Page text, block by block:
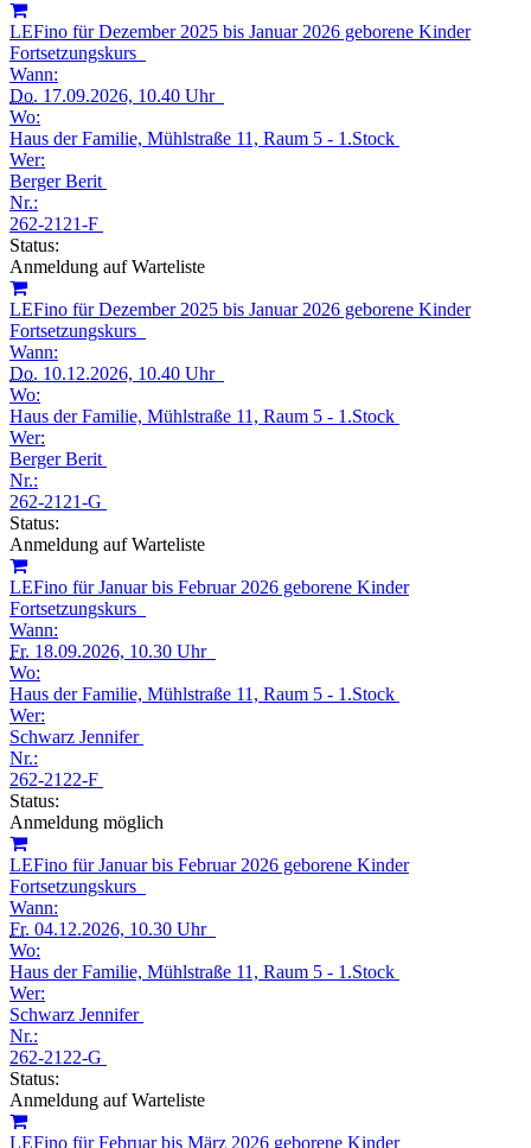
LEFino für Dezember 2025 bis Januar 2026 geborene Kinder
Fortsetzungskurs
Wann:
Do. 17.09.2026, 10.40 Uhr
Wo:
Haus der Familie, Mühlstraße 11, Raum 5 - 1.Stock
Wer:
Berger Berit
Nr.:
262-2121-F
Status:
Anmeldung auf Warteliste
LEFino für Dezember 2025 bis Januar 2026 geborene Kinder
Fortsetzungskurs
Wann:
Do. 10.12.2026, 10.40 Uhr
Wo:
Haus der Familie, Mühlstraße 11, Raum 5 - 1.Stock
Wer:
Berger Berit
Nr.:
262-2121-G
Status:
Anmeldung auf Warteliste
LEFino für Januar bis Februar 2026 geborene Kinder
Fortsetzungskurs
Wann:
Fr. 18.09.2026, 10.30 Uhr
Wo:
Haus der Familie, Mühlstraße 11, Raum 5 - 1.Stock
Wer:
Schwarz Jennifer
Nr.:
262-2122-F
Status:
Anmeldung möglich
LEFino für Januar bis Februar 2026 geborene Kinder
Fortsetzungskurs
Wann:
Fr. 04.12.2026, 10.30 Uhr
Wo:
Haus der Familie, Mühlstraße 11, Raum 5 - 1.Stock
Wer:
Schwarz Jennifer
Nr.:
262-2122-G
Status:
Anmeldung auf Warteliste
LEFino für Februar bis März 2026 geborene Kinder